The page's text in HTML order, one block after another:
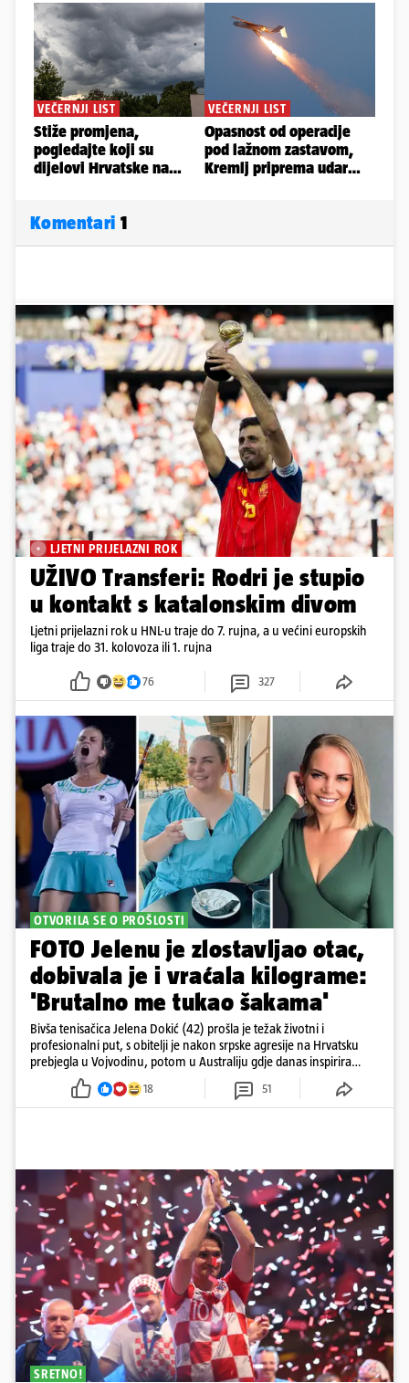
Komentari 1
LJETNI PRIJELAZNI ROK
UŽIVO Transferi: Rodri je stupio
u kontakt s katalonskim divom
Ljetni prijelazni rok u HNL-u traje do 7. rujna, a u većini europskih
liga traje do 31. kolovoza ili 1. rujna
76 327
OTVORILA SE O PROŠLOSTI
FOTO Jelenu je zlostavljao otac,
dobivala je i vraćala kilograme:
'Brutalno me tukao šakama'
Bivša tenisačica Jelena Dokić (42) prošla je težak životni i
profesionalni put, s obitelji je nakon srpske agresije na Hrvatsku
prebjegla u Vojvodinu, potom u Australiju gdje danas inspirira
18 51
SRETNO!